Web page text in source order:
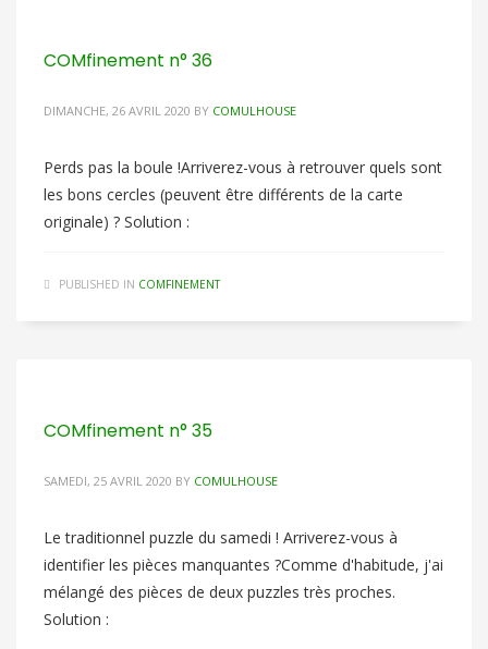
COMfinement n° 36
DIMANCHE, 26 AVRIL 2020 BY COMULHOUSE
Perds pas la boule !Arriverez-vous à retrouver quels sont
les bons cercles (peuvent être différents de la carte
originale) ? Solution :
PUBLISHED IN COMFINEMENT
COMfinement n° 35
SAMEDI, 25 AVRIL 2020 BY COMULHOUSE
Le traditionnel puzzle du samedi ! Arriverez-vous à
identifier les pièces manquantes ?Comme d'habitude, j'ai
mélangé des pièces de deux puzzles très proches.
Solution :